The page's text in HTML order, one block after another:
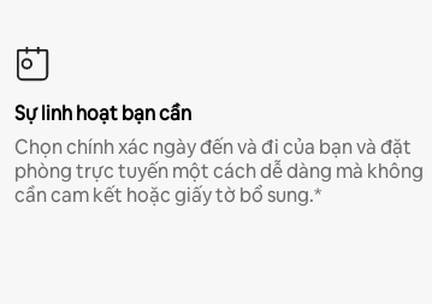
Sự linh hoạt bạn cần
Chọn chính xác ngày đến và đi của bạn và đặt
phòng trực tuyến một cách dễ dàng mà không
cần cam kết hoặc giấy tờ bổ sung.*